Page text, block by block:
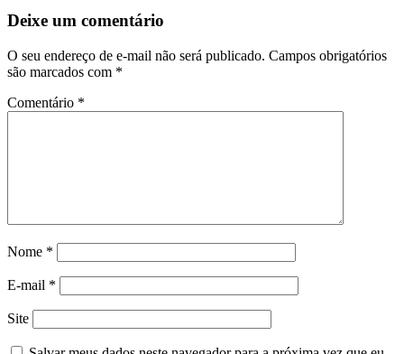
Deixe um comentário
O seu endereço de e-mail não será publicado. Campos obrigatórios
são marcados com *
Comentário *
Nome *
E-mail *
Site